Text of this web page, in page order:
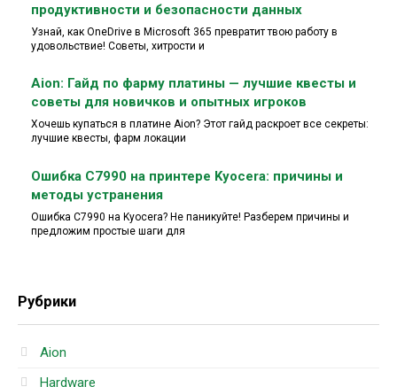
продуктивности и безопасности данных
Узнай, как OneDrive в Microsoft 365 превратит твою работу в
удовольствие! Советы, хитрости и
Aion: Гайд по фарму платины — лучшие квесты и
советы для новичков и опытных игроков
Хочешь купаться в платине Aion? Этот гайд раскроет все секреты:
лучшие квесты, фарм локации
Ошибка C7990 на принтере Kyocera: причины и
методы устранения
Ошибка C7990 на Kyocera? Не паникуйте! Разберем причины и
предложим простые шаги для
Рубрики
Aion
Hardware